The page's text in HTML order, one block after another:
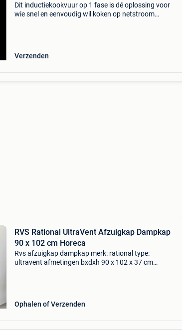
Dit inductiekookvuur op 1 fase is dé oplossing voor
wie snel en eenvoudig wil koken op netstroom
Verzenden
RVS Rational UltraVent Afzuigkap Dampkap
90 x 102 cm Horeca
Rvs afzuigkap dampkap merk: rational type:
ultravent afmetingen bxdxh 90 x 102 x 37 cm
Ophalen of Verzenden